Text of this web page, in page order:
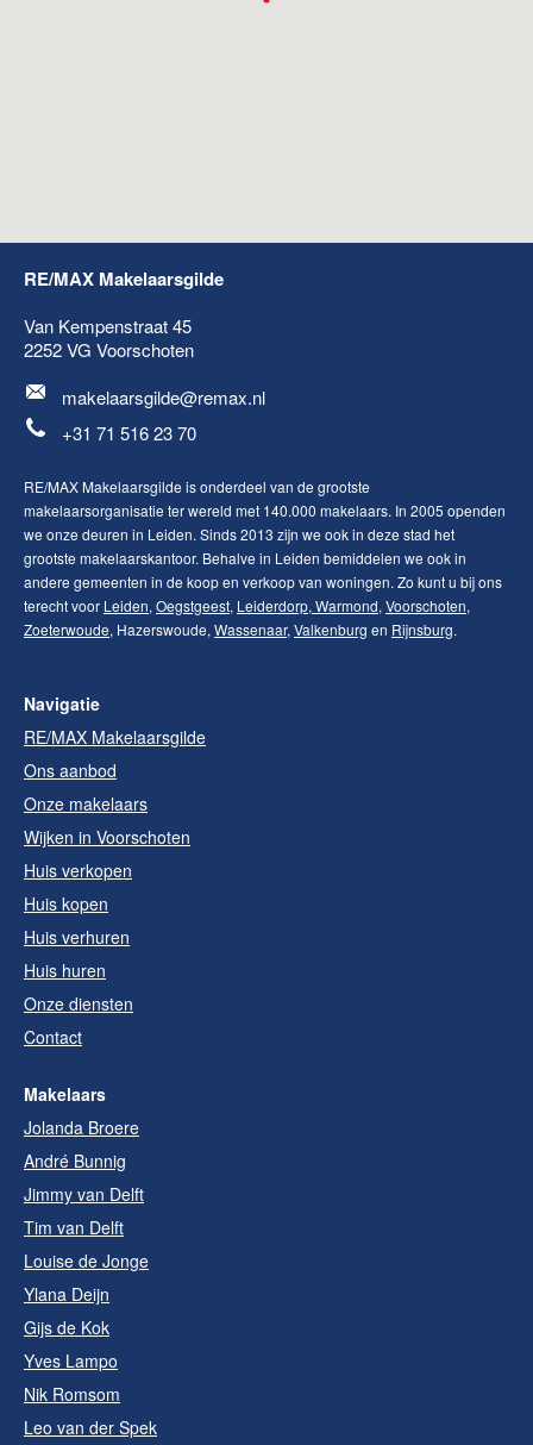
RE/MAX Makelaarsgilde
Van Kempenstraat 45
2252 VG Voorschoten
makelaarsgilde@remax.nl
+31 71 516 23 70
RE/MAX Makelaarsgilde is onderdeel van de grootste
makelaarsorganisatie ter wereld met 140.000 makelaars. In 2005 openden
we onze deuren in Leiden. Sinds 2013 zijn we ook in deze stad het
grootste makelaarskantoor. Behalve in Leiden bemiddelen we ook in
andere gemeenten in de koop en verkoop van woningen. Zo kunt u bij ons
terecht voor Leiden, Oegstgeest, Leiderdorp, Warmond, Voorschoten,
Zoeterwoude, Hazerswoude, Wassenaar, Valkenburg en Rijnsburg.
Navigatie
RE/MAX Makelaarsgilde
Ons aanbod
Onze makelaars
Wijken in Voorschoten
Huis verkopen
Huis kopen
Huis verhuren
Huis huren
Onze diensten
Contact
Makelaars
Jolanda Broere
André Bunnig
Jimmy van Delft
Tim van Delft
Louise de Jonge
Ylana Deijn
Gijs de Kok
Yves Lampo
Nik Romsom
Leo van der Spek